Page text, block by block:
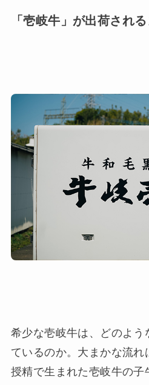
「壱岐牛」が出荷され
希少な壱岐牛は、どのよう
ているのか。大まかな流れ
授精で生まれた壱岐牛の子